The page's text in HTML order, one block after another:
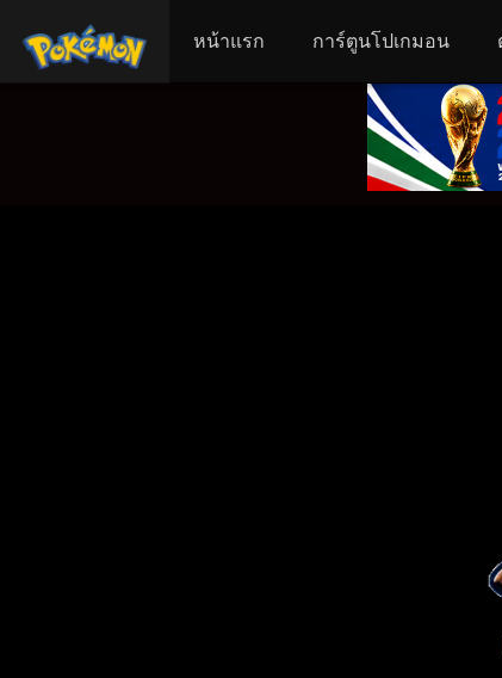
หน้าแรก การ์ตูนโปเกมอน